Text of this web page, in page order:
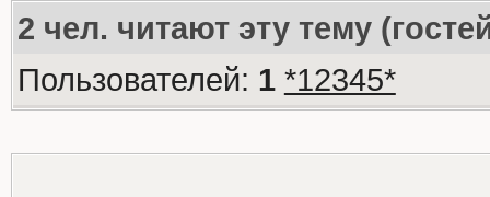
2 чел. читают эту тему
Пользователей: 1 *12345*